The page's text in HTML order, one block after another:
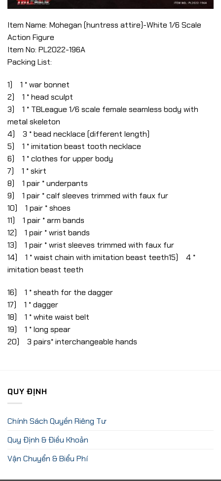
Item Name: Mohegan (huntress attire)-White 1/6 Scale
Action Figure
Item No: PL2022-196A
Packing List:
1) 1 * war bonnet
2) 1 * head sculpt
3) 1 * TBLeague 1/6 scale female seamless body with
metal skeleton
4) 3 * bead necklace (different length)
5) 1 * imitation beast tooth necklace
6) 1 * clothes for upper body
7) 1 * skirt
8) 1 pair * underpants
9) 1 pair * calf sleeves trimmed with faux fur
10) 1 pair * shoes
11) 1 pair * arm bands
12) 1 pair * wrist bands
13) 1 pair * wrist sleeves trimmed with faux fur
14) 1 * waist chain with imitation beast teeth15) 4 *
imitation beast teeth
16) 1 * sheath for the dagger
17) 1 * dagger
18) 1 * white waist belt
19) 1 * long spear
20) 3 pairs* interchangeable hands
QUY ĐỊNH
Chính Sách Quyền Riêng Tư
Quy Định & Điều Khoản
Vận Chuyển & Biểu Phí